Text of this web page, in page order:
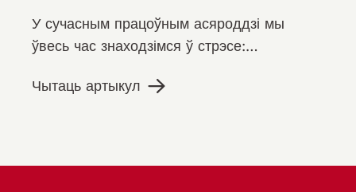
У сучасным працоўным асяроддзі мы
ўвесь час знаходзімся ў стрэсе:
заставацца анлайн і даступным увесь час,
Чытаць артыкул